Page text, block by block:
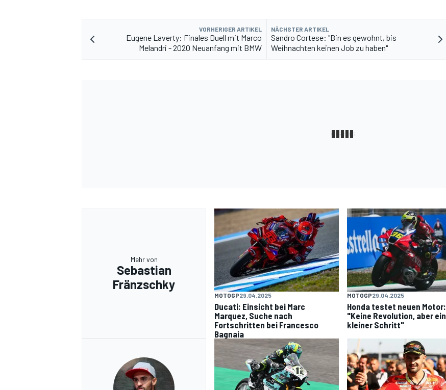
VORHERIGER ARTIKEL
Eugene Laverty: Finales Duell mit Marco
Melandri - 2020 Neuanfang mit BMW
NÄCHSTER ARTIKEL
Sandro Cortese: "Bin es gewohnt, bis
Weihnachten keinen Job zu haben"
Mehr von
Sebastian
Fränzschky
MOTOGP29.04.2025
Ducati: Einsicht bei Marc
Marquez, Suche nach
Fortschritten bei Francesco
Bagnaia
MOTOGP29.04.2025
Honda testet neuen Motor:
"Keine Revolution, aber ein
kleiner Schritt"